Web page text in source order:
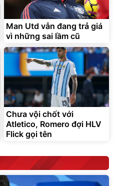
Force C14 gấp gọn bỏ cốp
tiện lợi
9.900.000
7.092.000đ
Đang xem nhiều
G-FORCE VIETNA
Man Utd vẫn đang trả giá
vì những sai lầm cũ
Chưa vội chốt với
Atletico, Romero đợi HLV
Flick gọi tên